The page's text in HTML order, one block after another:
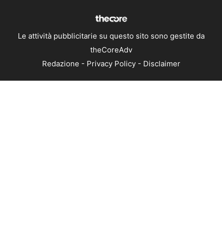
Le attività pubblicitarie su questo sito sono gestite da
theCoreAdv
Redazione - Privacy Policy- Disclaimer